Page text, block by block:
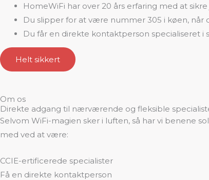
HomeWiFi har over 20 års erfaring med at
Du slipper for at være nummer 305 i køen, når
Du får en direkte kontaktperson specialiseret i
Helt sikkert
Om os
Direkte adgang til nærværende og fleksible
Selvom WiFi-magien sker i luften, så har vi benene
med ved at være:
CCIE-ertificerede specialister
Få en direkte kontaktperson